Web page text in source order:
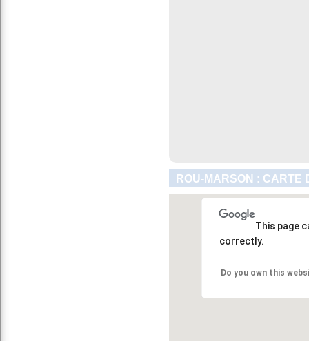
ROU-MARSON : CARTE
This page
correctly.
Do you own this